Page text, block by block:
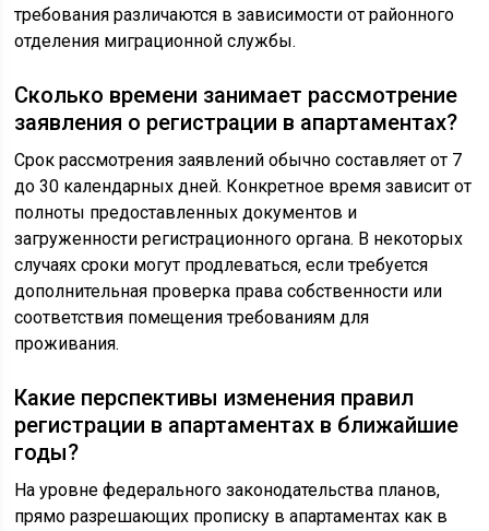
требования различаются в зависимости от районного
отделения миграционной службы.
Сколько времени занимает рассмотрение
заявления о регистрации в апартаментах?
Срок рассмотрения заявлений обычно составляет от 7
до 30 календарных дней. Конкретное время зависит от
полноты предоставленных документов и
загруженности регистрационного органа. В некоторых
случаях сроки могут продлеваться, если требуется
дополнительная проверка права собственности или
соответствия помещения требованиям для
проживания.
Какие перспективы изменения правил
регистрации в апартаментах в ближайшие
годы?
На уровне федерального законодательства планов,
прямо разрешающих прописку в апартаментах как в